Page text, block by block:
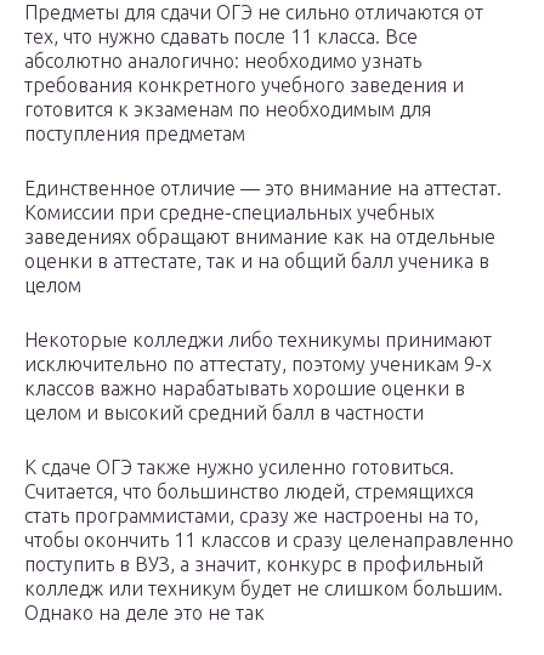
Предметы для сдачи ОГЭ не сильно отличаются от
тех, что нужно сдавать после 11 класса. Все
абсолютно аналогично: необходимо узнать
требования конкретного учебного заведения и
готовится к экзаменам по необходимым для
поступления предметам
Единственное отличие — это внимание на аттестат.
Комиссии при средне-специальных учебных
заведениях обращают внимание как на отдельные
оценки в аттестате, так и на общий балл ученика в
целом
Некоторые колледжи либо техникумы принимают
исключительно по аттестату, поэтому ученикам 9-х
классов важно нарабатывать хорошие оценки в
целом и высокий средний балл в частности
К сдаче ОГЭ также нужно усиленно готовиться.
Считается, что большинство людей, стремящихся
стать программистами, сразу же настроены на то,
чтобы окончить 11 классов и сразу целенаправленно
поступить в ВУЗ, а значит, конкурс в профильный
колледж или техникум будет не слишком большим.
Однако на деле это не так